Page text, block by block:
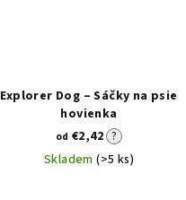
Explorer Dog – Sáčky na psie
hovienka
od €2,42 ?
Skladem(>5 ks)